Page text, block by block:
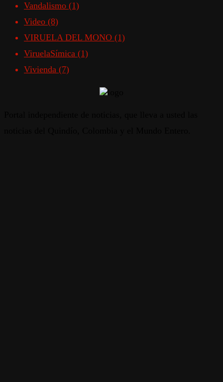
Vandalismo (1)
Video (8)
VIRUELA DEL MONO (1)
ViruelaSímica (1)
Vivienda (7)